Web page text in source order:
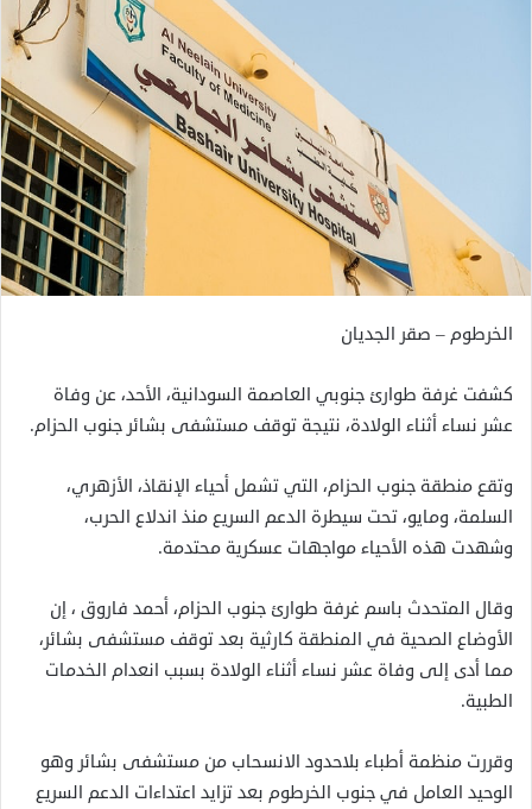
الخرطوم – صقر الجديان
كشفت غرفة طوارئ جنوبي العاصمة السودانية، الأحد، عن وفاة
عشر نساء أثناء الولادة، نتيجة توقف مستشفى بشائر جنوب الحزام.
وتقع منطقة جنوب الحزام، التي تشمل أحياء الإنقاذ، الأزهري،
السلمة، ومايو، تحت سيطرة الدعم السريع منذ اندلاع الحرب،
وشهدت هذه الأحياء مواجهات عسكرية محتدمة.
وقال المتحدث باسم غرفة طوارئ جنوب الحزام، أحمد فاروق ، إن
الأوضاع الصحية في المنطقة كارثية بعد توقف مستشفى بشائر،
مما أدى إلى وفاة عشر نساء أثناء الولادة بسبب انعدام الخدمات
الطبية.
وقررت منظمة أطباء بلاحدود الانسحاب من مستشفى بشائر وهو
الوحيد العامل في جنوب الخرطوم بعد تزايد اعتداءات الدعم السريع